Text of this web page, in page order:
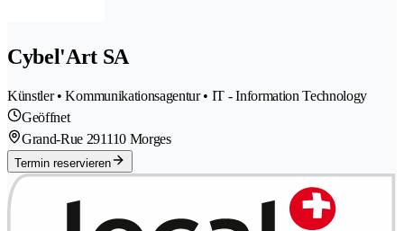
Cybel'Art SA
Künstler • Kommunikationsagentur • IT - Information Technology
Geöffnet
Grand-Rue 291110 Morges
Termin reservieren